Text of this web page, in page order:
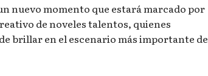
nuevo momento que estará marcado por
de noveles talentos, quienes
brillar en el escenario más importante de